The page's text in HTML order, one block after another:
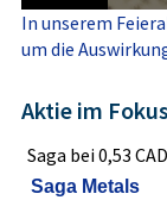
In unserem
um die
Aktie im Fokus
Saga bei 0,53 CAD
Saga Metals